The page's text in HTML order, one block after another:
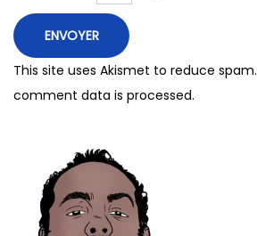
This site uses Akismet to reduce spam.
comment data is processed.